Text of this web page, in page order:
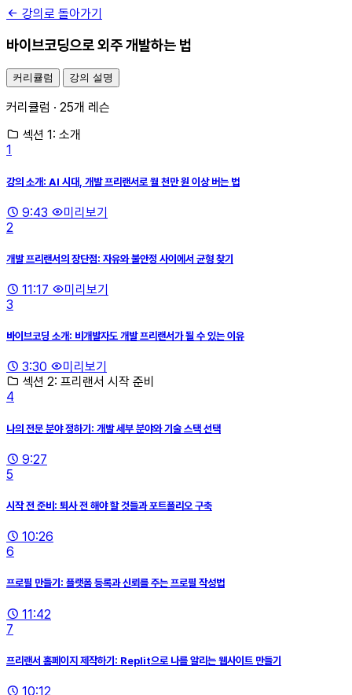
강의로 돌아가기
바이브코딩으로 외주 개발하는 법
커리큘럼 강의 설명
커리큘럼 · 25개 레슨
섹션 1: 소개
1
강의 소개: AI 시대, 개발 프리랜서로 월 천만 원 이상 버는 법
9:43
미리보기
2
개발 프리랜서의 장단점: 자유와 불안정 사이에서 균형 찾기
11:17
미리보기
3
바이브코딩 소개: 비개발자도 개발 프리랜서가 될 수 있는 이유
3:30
미리보기
섹션 2: 프리랜서 시작 준비
4
나의 전문 분야 정하기: 개발 세부 분야와 기술 스택 선택
9:27
5
시작 전 준비: 퇴사 전 해야 할 것들과 포트폴리오 구축
10:26
6
프로필 만들기: 플랫폼 등록과 신뢰를 주는 프로필 작성법
11:42
7
프리랜서 홈페이지 제작하기: Replit으로 나를 알리는 웹사이트 만들기
10:12